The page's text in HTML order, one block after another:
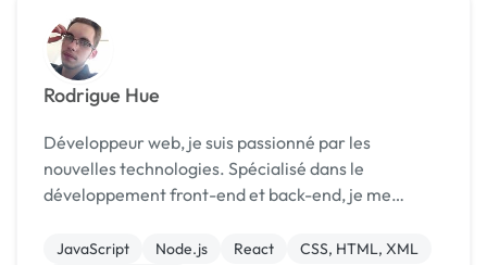
Rodrigue Hue
Développeur web, je suis passionné par les
nouvelles technologies. Spécialisé dans le
développement front-end et back-end, je me
parcours, j’ai appris à maîtriser différents langages
JavaScript Node.js React
CSS, HTML, XML